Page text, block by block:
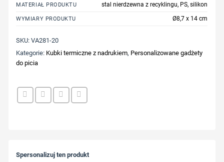
MATERIAŁ PRODUKTU stal nierdzewna z recyklingu, PS, silikon
WYMIARY PRODUKTU Ø8,7 x 14 cm
SKU:VA281-20
Kategorie: Kubki termiczne z nadrukiem, Personalizowane gadżety
do picia
Spersonalizuj ten produkt